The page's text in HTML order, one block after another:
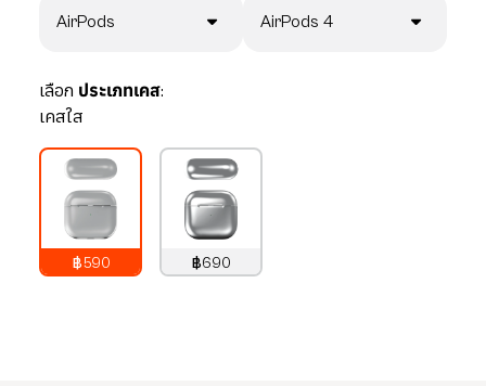
AirPods AirPods 4
เลือก ประเภทเคส:
เคสใส
฿590
฿690